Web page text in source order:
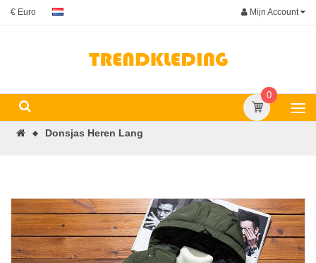
€ Euro Mijn Account
0
Donsjas Heren Lang